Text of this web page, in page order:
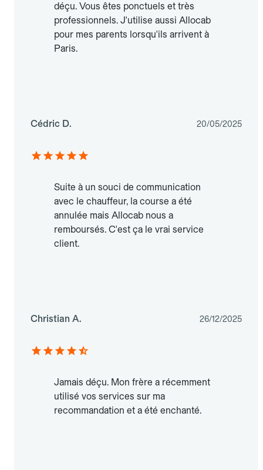
déçu. Vous êtes ponctuels et très
professionnels. J'utilise aussi Allocab
pour mes parents lorsqu'ils arrivent à
Paris.
Cédric D. 20/05/2025
Suite à un souci de communication
avec le chauffeur, la course a été
annulée mais Allocab nous a
remboursés. C'est ça le vrai service
client.
Christian A. 26/12/2025
Jamais déçu. Mon frère a récemment
utilisé vos services sur ma
recommandation et a été enchanté.